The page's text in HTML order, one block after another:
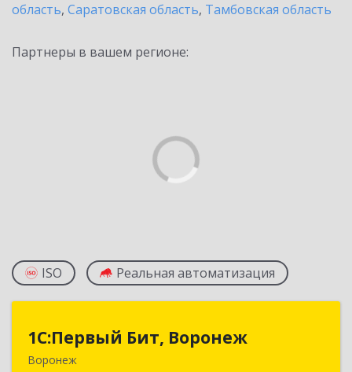
область, Саратовская область, Тамбовская область
Партнеры в вашем регионе:
ISO Реальная автоматизация
1С:Первый Бит, Воронеж
Воронеж
1С:Первый Бит, Воронеж
394006, Воронежская обл, Воронеж г, 20-летия